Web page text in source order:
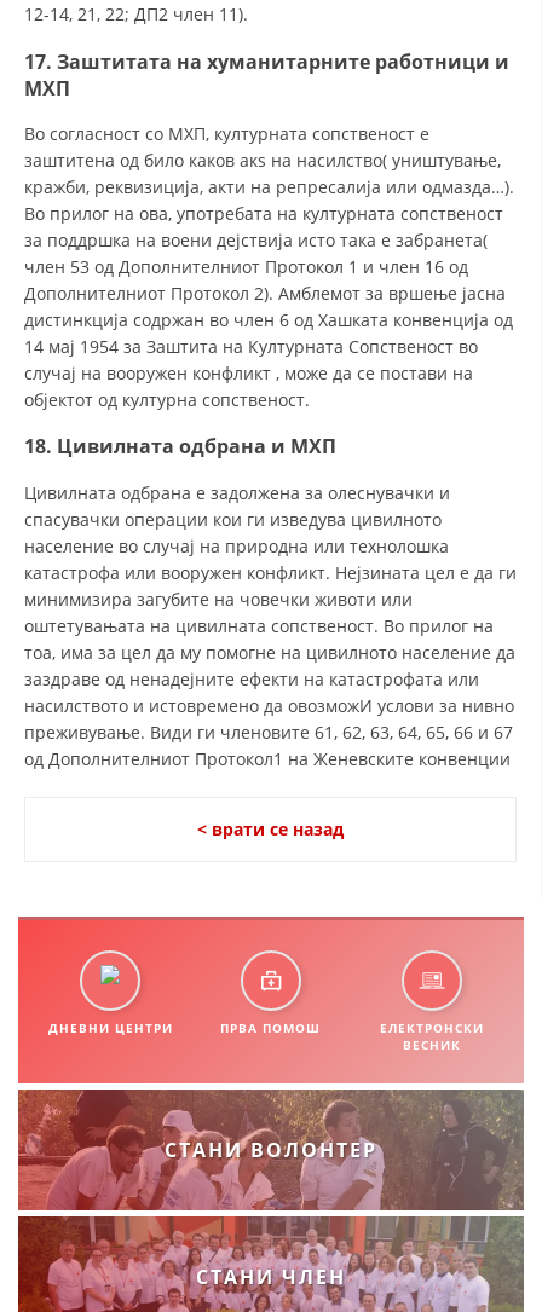
12-14, 21, 22; ДП2 член 11).
17. Заштитата на хуманитарните работници и
МХП
Во согласност со МХП, културната сопственост е
заштитена од било каков акѕ на насилство( уништување,
кражби, реквизиција, акти на репресалија или одмазда…).
Во прилог на ова, употребата на културната сопственост
за поддршка на воени дејствија исто така е забранета(
член 53 од Дополнителниот Протокол 1 и член 16 од
Дополнителниот Протокол 2). Амблемот за вршење јасна
дистинкција содржан во член 6 од Хашката конвенција од
14 мај 1954 за Заштита на Културната Сопственост во
случај на вооружен конфликт , може да се постави на
објектот од културна сопственост.
18. Цивилната одбрана и МХП
Цивилната одбрана е задолжена за олеснувачки и
спасувачки операции кои ги изведува цивилното
население во случај на природна или технолошка
катастрофа или вооружен конфликт. Нејзината цел е да ги
минимизира загубите на човечки животи или
оштетувањата на цивилната сопственост. Во прилог на
тоа, има за цел да му помогне на цивилното население да
заздраве од ненадејните ефекти на катастрофата или
насилството и истовремено да овозможИ услови за нивно
преживување. Види ги членовите 61, 62, 63, 64, 65, 66 и 67
од Дополнителниот Протокол1 на Женевските конвенции
< врати се назад
ДНЕВНИ ЦЕНТРИ ПРВА ПОМОШ
ЕЛЕКТРОНСКИ
ВЕСНИК
СТАНИ ВОЛОНТЕР
СТАНИ ЧЛЕН